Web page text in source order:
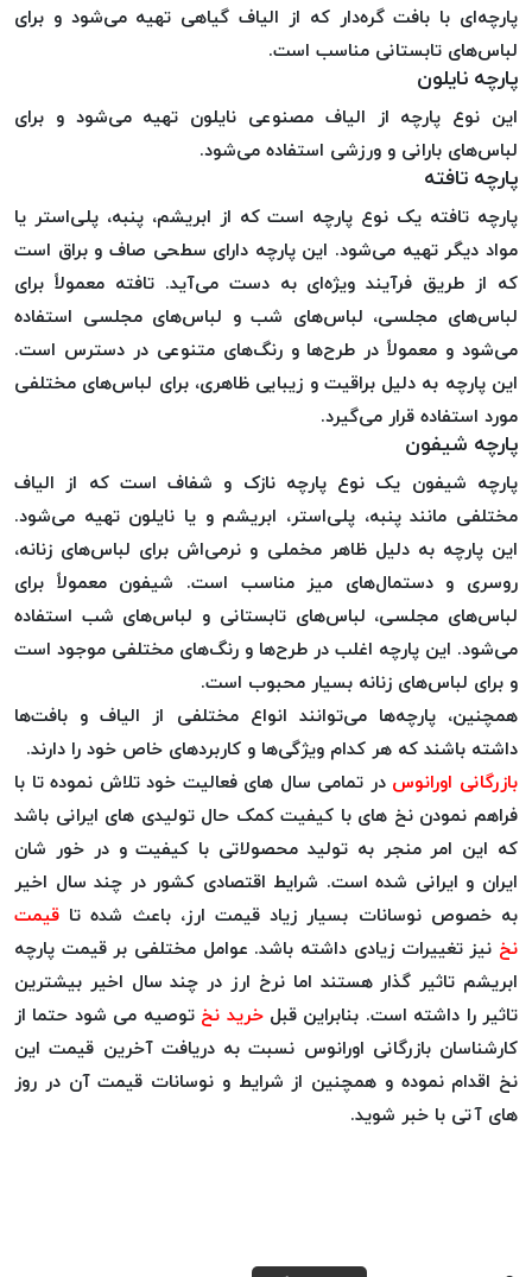
نخ
بافت
موم
بافت
موم پی
پلاس
PPLUS
نخ
بافت
بدون
موم
زتا
KORD
نخ
بافت
بدون
موم
امگا
OMEGA
نخ
بافت
بدون
موم
کُرد
KORD
نخ
توری
پلیسه
نخ
توری
پلیسه
کرد
KORD
پارچه‌ای با بافت گره‌دار که از الیاف گیاهی تهیه می‌شود و برای
لباس‌های تابستانی مناسب است.
پارچه‌ نایلون
این نوع پارچه از الیاف مصنوعی نایلون تهیه می‌شود و برای
لباس‌های بارانی و ورزشی استفاده می‌شود.
پارچه‌ تافته
پارچه تافته یک نوع پارچه است که از ابریشم، پنبه، پلی‌استر یا
مواد دیگر تهیه می‌شود. این پارچه دارای سطحی صاف و براق است
که از طریق فرآیند ویژه‌ای به دست می‌آید. تافته معمولاً برای
لباس‌های مجلسی، لباس‌های شب و لباس‌های مجلسی استفاده
می‌شود و معمولاً در طرح‌ها و رنگ‌های متنوعی در دسترس است.
این پارچه به دلیل براقیت و زیبایی ظاهری، برای لباس‌های مختلفی
مورد استفاده قرار می‌گیرد.
پارچه‌ شیفون
پارچه شیفون یک نوع پارچه نازک و شفاف است که از الیاف
مختلفی مانند پنبه، پلی‌استر، ابریشم و یا نایلون تهیه می‌شود.
این پارچه به دلیل ظاهر مخملی و نرمی‌اش برای لباس‌های زنانه،
روسری و دستمال‌های میز مناسب است. شیفون معمولاً برای
لباس‌های مجلسی، لباس‌های تابستانی و لباس‌های شب استفاده
می‌شود. این پارچه اغلب در طرح‌ها و رنگ‌های مختلفی موجود است
و برای لباس‌های زنانه بسیار محبوب است.
همچنین، پارچه‌ها می‌توانند انواع مختلفی از الیاف و بافت‌ها
داشته باشند که هر کدام ویژگی‌ها و کاربردهای خاص خود را دارند.
بازرگانی اورانوس در تمامی سال های فعالیت خود تلاش نموده تا با
فراهم نمودن نخ های با کیفیت کمک حال تولیدی های ایرانی باشد
که این امر منجر به تولید محصولاتی با کیفیت و در خور شان
ایران و ایرانی شده است. شرایط اقتصادی کشور در چند سال اخیر
به خصوص نوسانات بسیار زیاد قیمت ارز، باعث شده تا قیمت
نخ نیز تغییرات زیادی داشته باشد. عوامل مختلفی بر قیمت پارچه
ابریشم تاثیر گذار هستند اما نرخ ارز در چند سال اخیر بیشترین
تاثیر را داشته است. بنابراین قبلخرید نخ توصیه می شود حتما از
کارشناسان بازرگانی اورانوس نسبت به دریافت آخرین قیمت این
نخ اقدام نموده و همچنین از شرایط و نوسانات قیمت آن در روز
های آتی با خبر شوید.